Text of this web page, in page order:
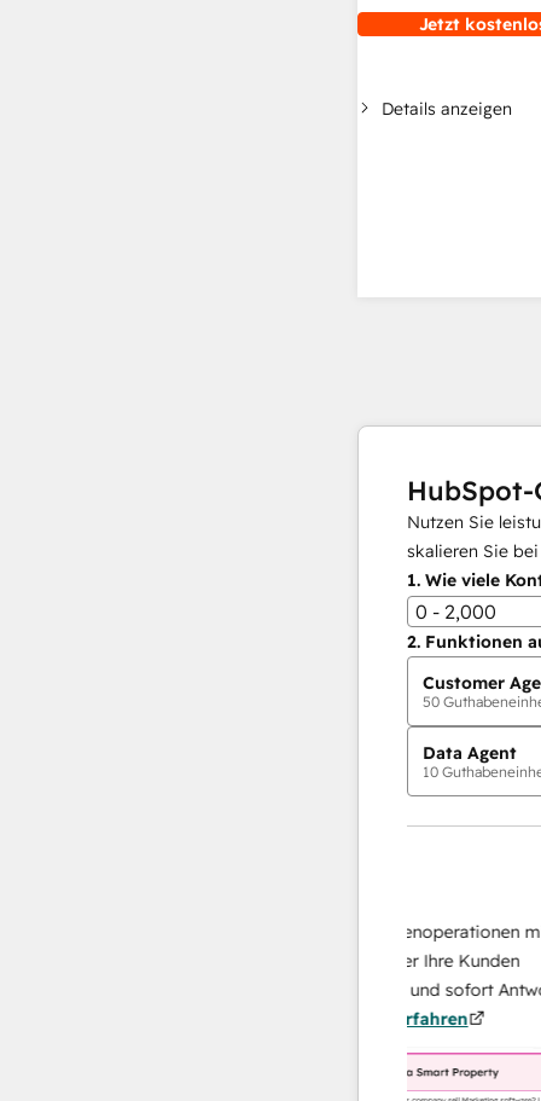
Jetzt
Details anzeigen
HubSpot-
Nutzen Sie
skalieren Sie
1. Wie viele
0 - 2,000
2. Funktionen
Customer
50
Data Agent
10
Skalieren Sie Ihrer Datenoperationen mit
KI-gestützten Agent, der Ihre Kunden
recherchiert, analysiert und sofort Antworten
Mehr erfahren